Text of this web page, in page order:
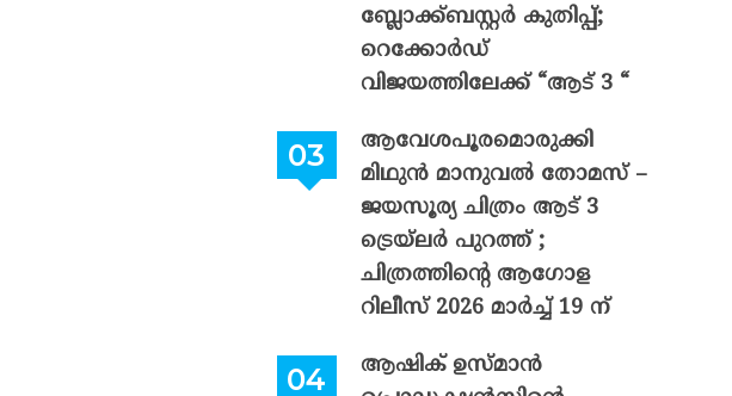
ബ്ലോക്ക്ബസ്റ്റർ കുതിപ്പ്;
റെക്കോർഡ്
വിജയത്തിലേക്ക് “ആട് 3 “
ആവേശപൂരമൊരുക്കി
മിഥുൻ മാനുവൽ തോമസ് –
ജയസൂര്യ ചിത്രം ആട് 3
ട്രെയ്‌ലർ പുറത്ത് ;
ചിത്രത്തിന്റെ ആഗോള
റിലീസ് 2026 മാർച്ച് 19 ന്
ആഷിക് ഉസ്മാൻ